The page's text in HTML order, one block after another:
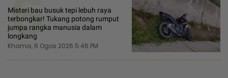
6
Misteri bau busuk tepi lebuh raya
terbongkar! Tukang potong rumput
jumpa rangka manusia dalam
longkang
Khamis, 6 Ogos 2026 5:46 PM